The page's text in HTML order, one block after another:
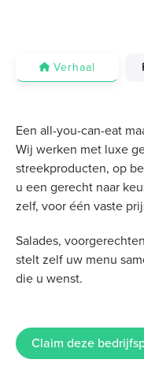
Verhaal
Een all-you-can-eat
Wij werken met luxe
streekproducten, op
u een gerecht naar
zelf, voor één vaste
Salades,
stelt zelf uw menu
die u wenst.
Claim deze